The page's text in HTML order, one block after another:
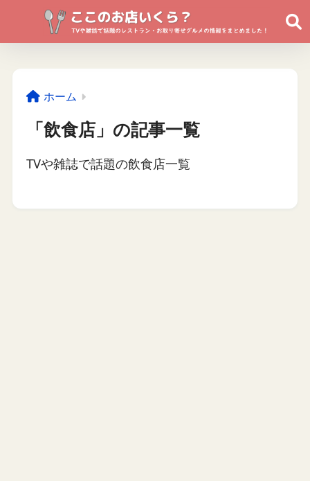
ホーム
「飲食店」の記事一覧
TVや雑誌で話題の飲食店一覧